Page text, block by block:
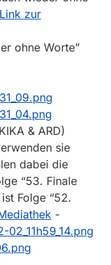
Link zur
ohne Worte”
& ARD)
sie
dabei die
“53. Finale
ist Folge “52.
-